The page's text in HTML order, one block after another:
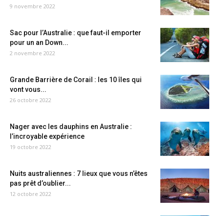
9 novembre 2022
Sac pour l’Australie : que faut-il emporter
pour un an Down...
2 novembre 2022
Grande Barrière de Corail : les 10 îles qui
vont vous...
26 octobre 2022
Nager avec les dauphins en Australie :
l’incroyable expérience
19 octobre 2022
Nuits australiennes : 7 lieux que vous n’êtes
pas prêt d’oublier...
12 octobre 2022